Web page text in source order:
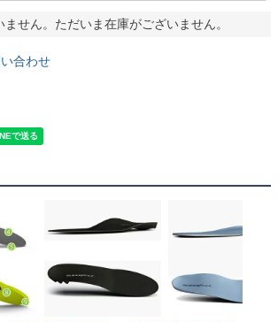
せん。ただいま在庫がございません。
合わせ